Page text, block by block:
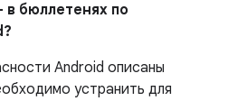
в бюллетенях по
Android описаны
устранить для